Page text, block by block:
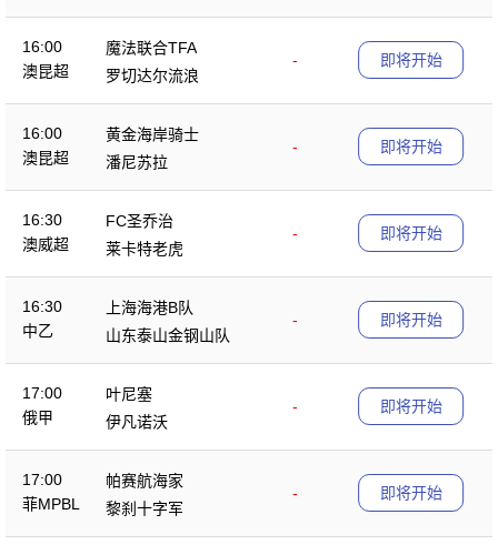
16:00
澳昆超
魔法联合TFA
-
罗切达尔流浪
即将开始
16:00
澳昆超
黄金海岸骑士
-
潘尼苏拉
即将开始
16:30
澳威超
FC圣乔治
-
莱卡特老虎
即将开始
16:30
中乙
上海海港B队
-
山东泰山金钢山队
即将开始
17:00
俄甲
叶尼塞
-
伊凡诺沃
即将开始
17:00
菲MPBL
帕赛航海家
-
黎刹十字军
即将开始